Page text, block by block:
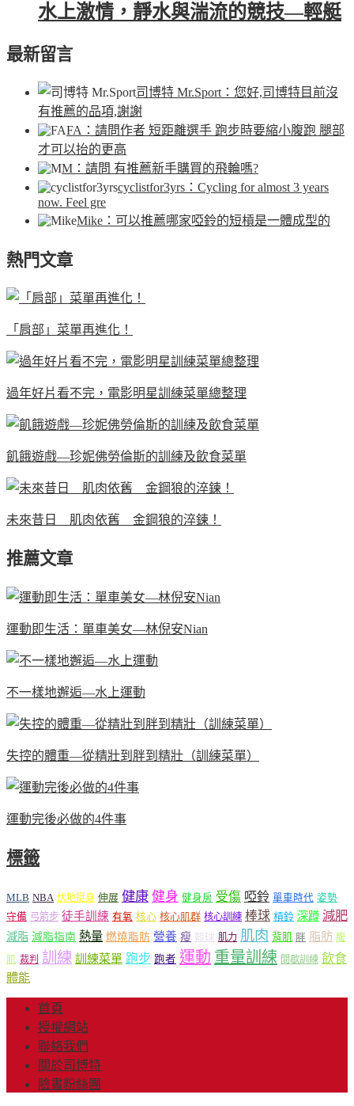
水上激情，靜水與湍流的競技—輕艇
最新留言
司博特 Mr.Sport ：您好,司博特目前沒
有推薦的品項,謝謝
FA ：請問作者 短距離選手 跑步時要縮小腹跑 腿部
才可以抬的更高
M ：請問 有推薦新手購買的飛輪嗎?
cyclistfor3yrs ：Cycling for almost 3 years
now. Feel gre
Mike ：可以推薦哪家啞鈴的短槓是一體成型的
熱門文章
「肩部」菜單再進化！
過年好片看不完，電影明星訓練菜單總整理
飢餓遊戲—珍妮佛勞倫斯的訓練及飲食菜單
未來昔日 肌肉依舊 金鋼狼的淬鍊！
推薦文章
運動即生活：單車美女—林倪安Nian
不一樣地邂逅—水上運動
失控的體重—從精壯到胖到精壯（訓練菜單）
運動完後必做的4件事
標籤
MLB NBA 伏地挺身 伸展 健康 健身 健身房 受傷 啞鈴 單車時代 姿勢
守備 弓箭步 徒手訓練 有氧 核心 核心肌群 核心訓練 棒球 槓鈴 深蹲 減肥
減脂 減脂指南 熱量 燃燒脂肪 營養 瘦 籃球 肌力 肌肉 背肌 胖 脂肪 腹
肌 裁判 訓練 訓練菜單 跑步 跑者 運動 重量訓練 間歇訓練 飲食
體能
首頁
授權網站
聯絡我們
關於司博特
臉書粉絲團